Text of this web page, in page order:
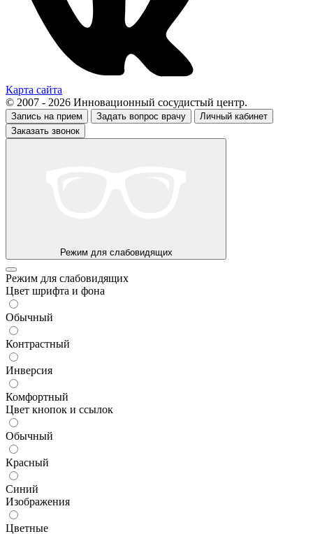
Карта сайта
© 2007 - 2026 Инновационный сосудистый центр.
Запись на прием Задать вопрос врачу
Личный кабинет
Заказать звонок
Режим для слабовидящих
Режим для слабовидящих
Цвет шрифта и фона
Обычный
Контрастный
Инверсия
Комфортный
Цвет кнопок и ссылок
Обычный
Красный
Синий
Изображения
Цветные